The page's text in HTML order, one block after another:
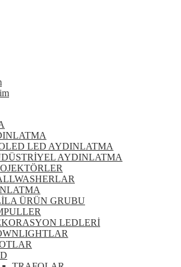
LED AYDINLATMA
AYDINLATMA
ÜRÜN GRUBU
LEDLERİ